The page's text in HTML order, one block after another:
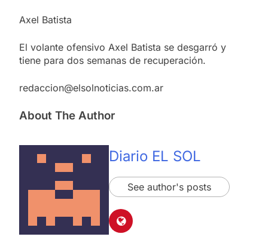
Axel Batista
El volante ofensivo Axel Batista se desgarró y
tiene para dos semanas de recuperación.
redaccion@elsolnoticias.com.ar
About The Author
Diario EL SOL
See author's posts